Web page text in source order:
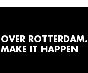
OVER ROTTERDAM.
MAKE IT HAPPEN